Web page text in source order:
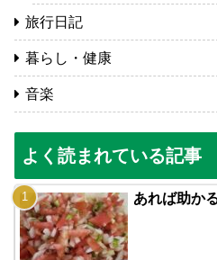
旅行日記
暮らし・健康
音楽
よく読まれている記事
あれば助か